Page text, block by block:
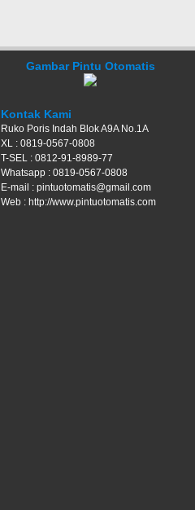
Gambar Pintu Otomatis
Kontak Kami
Ruko Poris Indah Blok A9A No.1A
XL : 0819-0567-0808
T-SEL : 0812-91-8989-77
Whatsapp : 0819-0567-0808
E-mail : pintuotomatis@gmail.com
Web : http://www.pintuotomatis.com